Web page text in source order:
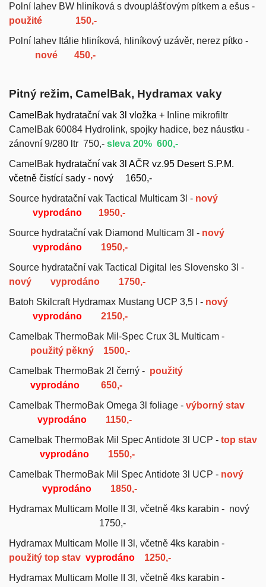
Polní lahev BW hliníková s dvouplášťovým pítkem a ešus -
použité
150,-
Polní lahev Itálie hliníková, hliníkový uzávěr, nerez pítko -
nové
450,-
Pitný režim, CamelBak, Hydramax vaky
CamelBak hydratační vak 3l vložka + Inline mikrofiltr
CamelBak 60084 Hydrolink, spojky hadice, bez náustku -
zánovní 9/280 ltr 750,- sleva 20% 600,-
CamelBak hydratační vak 3l AČR vz.95 Desert S.P.M.
včetně čistící sady - nový 1650,-
Source hydratační vak Tactical Multicam 3l - nový
vyprodáno
1950,-
Source hydratační vak Diamond Multicam 3l - nový
vyprodáno
1950,-
Source hydratační vak Tactical Digital les Slovensko 3l -
nový vyprodáno 1750,-
Batoh Skilcraft Hydramax Mustang UCP 3,5 l - nový
vyprodáno
2150,-
Camelbak ThermoBak Mil-Spec Crux 3L Multicam -
použitý pěkný
1500,-
Camelbak ThermoBak 2l černý - použitý
vyprodáno
650,-
Camelbak ThermoBak Omega 3l foliage - výborný stav
vyprodáno
1150,-
Camelbak ThermoBak Mil Spec Antidote 3l UCP - top stav
vyprodáno
1550,-
Camelbak ThermoBak Mil Spec Antidote 3l UCP - nový
vyprodáno
1850,-
Hydramax Multicam Molle II 3l, včetně 4ks karabin - nový
1750,-
Hydramax Multicam Molle II 3l, včetně 4ks karabin -
použitý top stav vyprodáno
1250,-
Hydramax Multicam Molle II 3l, včetně 4ks karabin -